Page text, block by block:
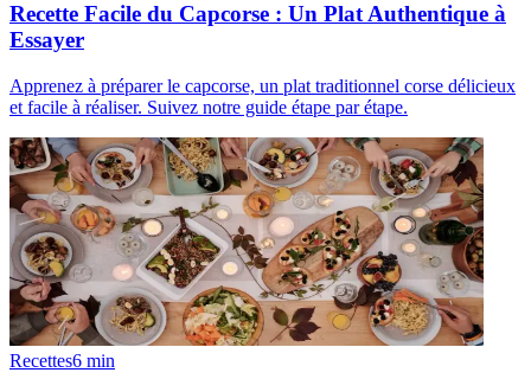
Recette Facile du Capcorse : Un Plat Authentique à
Essayer
Apprenez à préparer le capcorse, un plat traditionnel corse délicieux
et facile à réaliser. Suivez notre guide étape par étape.
Recettes6 min